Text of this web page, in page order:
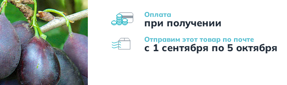
Оплата
при получении
Отправим этот товар по почте
с 1 сентября по 5 октября